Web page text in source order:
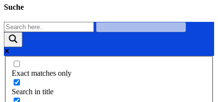
Suche
Exact matches only
Search in title